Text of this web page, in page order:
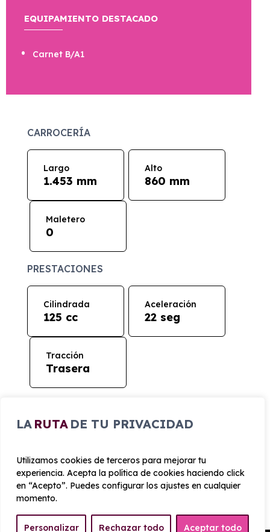
LA RUTA DE TU PRIVACIDAD
Utilizamos cookies de terceros para mejorar tu
experiencia. Acepta la política de cookies haciendo click
en “Acepto”. Puedes configurar los ajustes en cualquier
momento.
Personalizar Rechazar todo Aceptar todo
EQUIPAMIENTO DESTACADO
Carnet B/A1
CARROCERÍA
Largo
1.453 mm
Alto
860 mm
Maletero
0
PRESTACIONES
Cilindrada
125 cc
Aceleración
22 seg
Tracción
Trasera
57 g/km